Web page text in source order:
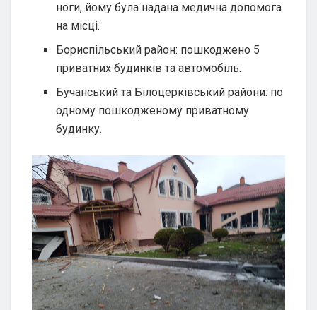
ноги, йому була надана медична допомога
на місці.
Бориспільський район: пошкоджено 5
приватних будинків та автомобіль.
Бучанський та Білоцерківський райони: по
одному пошкодженому приватному
будинку.